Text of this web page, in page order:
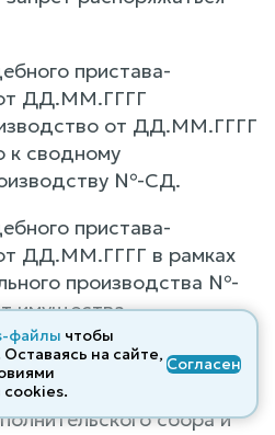
пристава-
ДД.ММ.ГГГГ
от ДД.ММ.ГГГГ
сводному
№-СД.
пристава-
ДД.ММ.ГГГГ в рамках
производства №-
имущества,
ФИО2 в размере и
для исполнения
документа с
сбора и
файлы чтобы
на сайте,
cооkies.
Согласен